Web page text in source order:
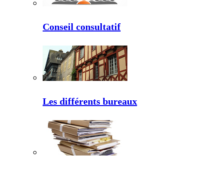
Conseil consultatif
Les différents bureaux